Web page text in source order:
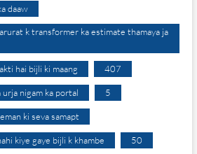
daaw
k transformer ka estimate thamaya ja
hai bijli ki maang 407
nigam ka portal 5
ki seva samapt
kiye gaye bijli k khambe 50